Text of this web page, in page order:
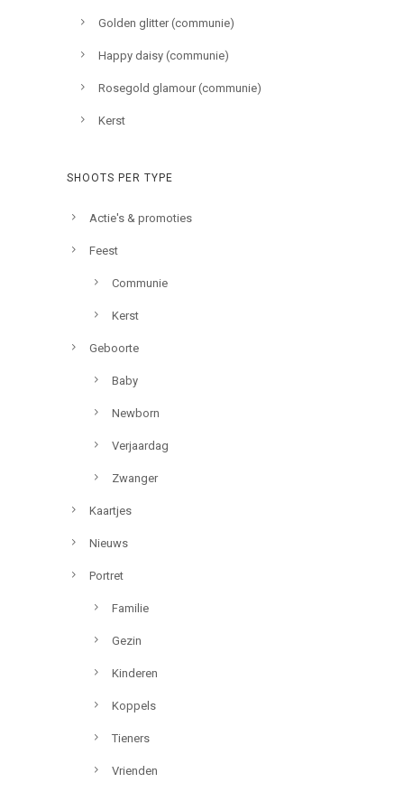
Golden glitter (communie)
Happy daisy (communie)
Rosegold glamour (communie)
Kerst
SHOOTS PER TYPE
Actie's & promoties
Feest
Communie
Kerst
Geboorte
Baby
Newborn
Verjaardag
Zwanger
Kaartjes
Nieuws
Portret
Familie
Gezin
Kinderen
Koppels
Tieners
Vrienden